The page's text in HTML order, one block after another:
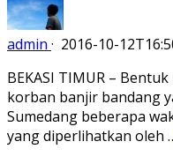
admin · 2016-10-
BEKASI TIMUR –
korban banjir bandang
Sumedang beberapa
yang diperlihatkan oleh